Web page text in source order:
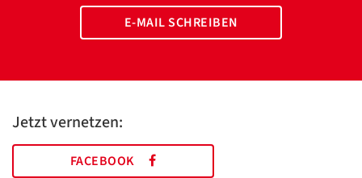
E-MAIL SCHREIBEN
Jetzt vernetzen:
FACEBOOK